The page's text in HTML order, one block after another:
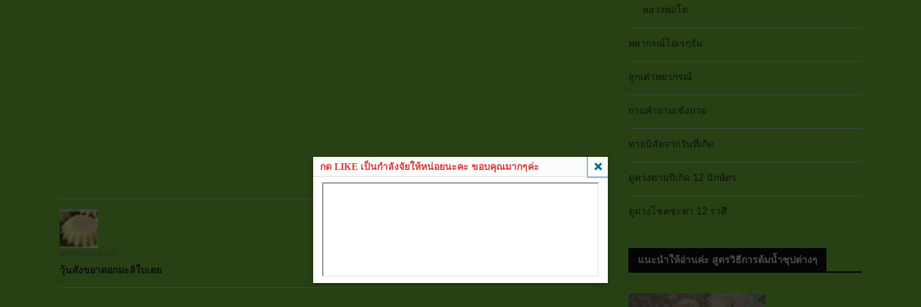
previous post
วุ้นสังขยาดอกมะลิใบเตย
หลวงพ่อโต
พยากรณ์โอเรกุรัม
ลูกเต๋าพยากรณ์
ถามคำถามเซ้งปวย
ทายนิสัยจากวันที่เกิด
ดูดวงตามปีเกิด 12 นักษัตร
ดูดวงโชคชะตา 12 ราศี
แนะนำให้อ่านค่ะ สูตรวิธีการต้มน้ำซุปต่างๆ
กด LIKE เป็นกำลังจัยให้หน่อยนะคะ ขอบคุณมากๆค่ะ